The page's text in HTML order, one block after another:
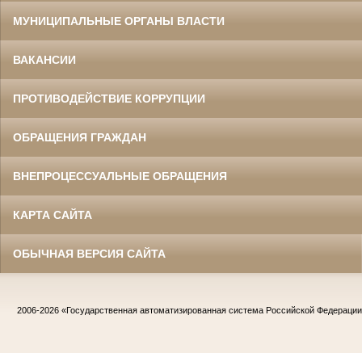
МУНИЦИПАЛЬНЫЕ ОРГАНЫ ВЛАСТИ
ВАКАНСИИ
ПРОТИВОДЕЙСТВИЕ КОРРУПЦИИ
ОБРАЩЕНИЯ ГРАЖДАН
ВНЕПРОЦЕССУАЛЬНЫЕ ОБРАЩЕНИЯ
КАРТА САЙТА
ОБЫЧНАЯ ВЕРСИЯ САЙТА
2006-2026 «Государственная автоматизированная система Российской